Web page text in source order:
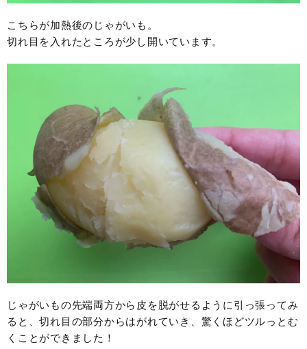
こちらが加熱後のじゃがいも。
切れ目を入れたところが少し開いています。
じゃがいもの先端両方から皮を脱がせるように引っ張ってみ
ると、切れ目の部分からはがれていき、驚くほどツルっとむ
くことができました！